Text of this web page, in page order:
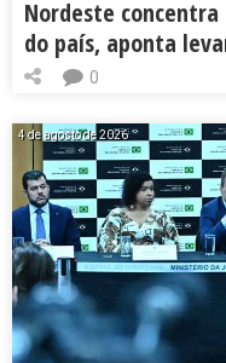
Nordeste
do país, aponta
0
4 de agosto de 2026